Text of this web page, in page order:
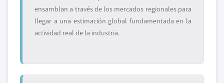
ensamblan a través de los mercados regionales para
llegar a una estimación global fundamentada en la
actividad real de la industria.